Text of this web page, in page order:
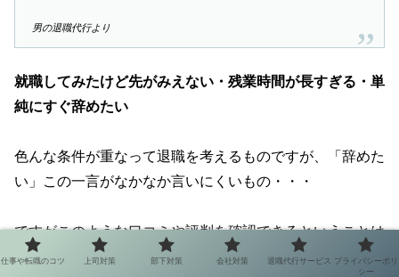
男の退職代行より
就職してみたけど先がみえない・残業時間が長すぎる・単
純にすぐ辞めたい
色んな条件が重なって退職を考えるものですが、「辞めた
い」この一言がなかなか言いにくいもの・・・
ですがこのような口コミや評判を確認できるということは
退職代行を任せても安心ということになりますね。
仕事や転職のコツ 上司対策 部下対策 会社対策 退職代行サービス プライバシーポリ
シー